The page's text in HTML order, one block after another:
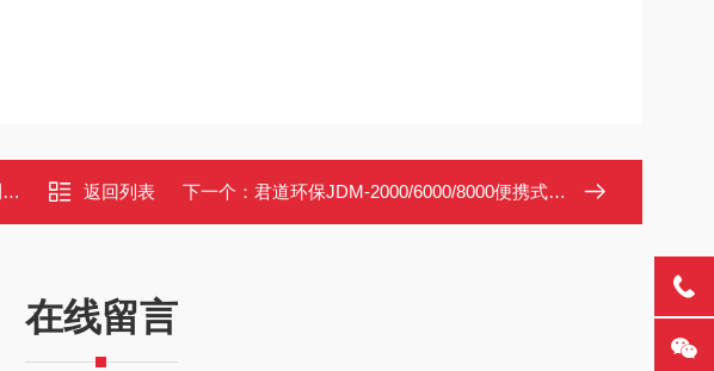
返回列表 下一个： 君道环保JDM-2000/6000/8000便携式乙烯检测仪 防爆泵吸C2H4测定仪
在线留言